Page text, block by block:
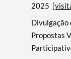
2025
Divulgação
Propostas